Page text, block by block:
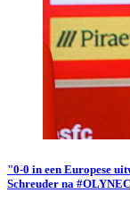
"0-0 in een Europese
Schreuder na #OLYNEC